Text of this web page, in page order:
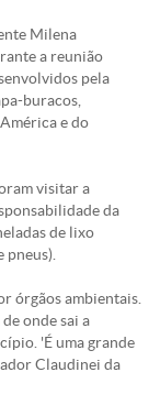
Milena
a reunião
pela
buracos,
e do
visitar a
da
de lixo
órgãos ambientais.
onde sai a
'É uma grande
Claudinei da